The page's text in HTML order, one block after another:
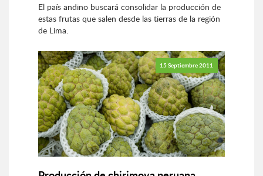
El país andino buscará consolidar la producción de
estas frutas que salen desde las tierras de la región
de Lima.
15 Septiembre 2011